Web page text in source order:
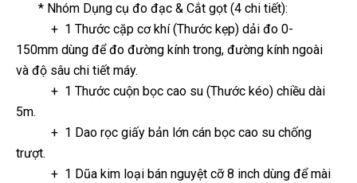
* Nhóm Dụng cụ đo đạc & Cắt gọt (4 chi tiết):
+ 1 Thước cặp cơ khí (Thước kẹp) dải đo 0-
150mm dùng để đo đường kính trong, đường kính ngoài
và độ sâu chi tiết máy.
+ 1 Thước cuộn bọc cao su (Thước kéo) chiều dài
5m.
+ 1 Dao rọc giấy bản lớn cán bọc cao su chống
trượt.
+ 1 Dũa kim loại bán nguyệt cỡ 8 inch dùng để mài